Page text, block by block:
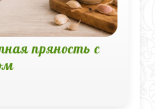
пряность с